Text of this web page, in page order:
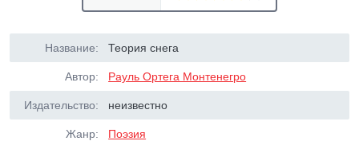
Название: Теория снега
Автор: Рауль Ортега Монтенегро
Издательство: неизвестно
Жанр: Поэзия